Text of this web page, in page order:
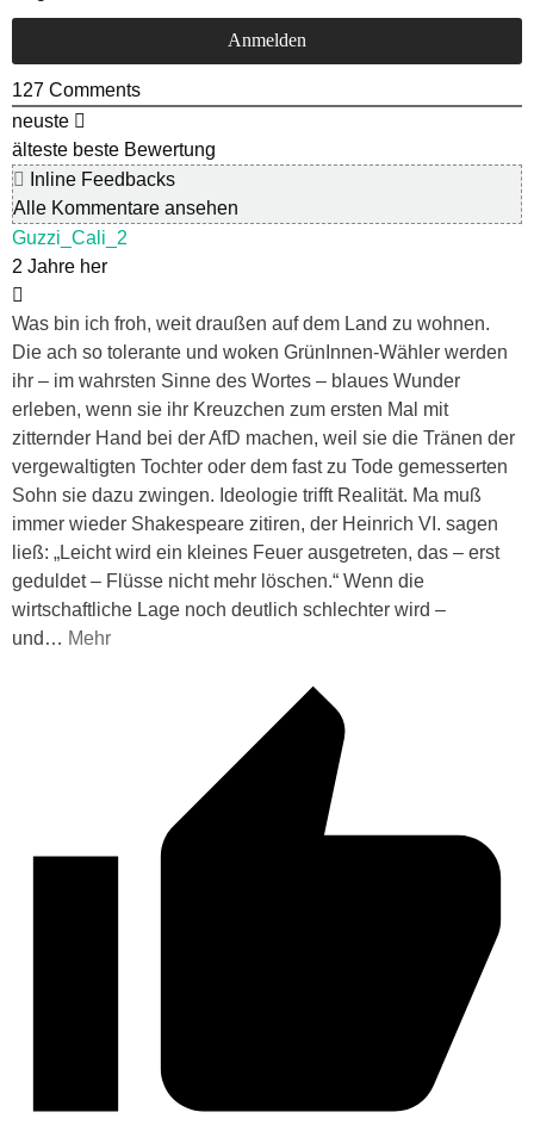
127 Comments
neuste
älteste beste Bewertung
Inline Feedbacks
Alle Kommentare ansehen
Guzzi_Cali_2
2 Jahre her
Was bin ich froh, weit draußen auf dem Land zu wohnen.
Die ach so tolerante und woken GrünInnen-Wähler werden
ihr – im wahrsten Sinne des Wortes – blaues Wunder
erleben, wenn sie ihr Kreuzchen zum ersten Mal mit
zitternder Hand bei der AfD machen, weil sie die Tränen der
vergewaltigten Tochter oder dem fast zu Tode gemesserten
Sohn sie dazu zwingen. Ideologie trifft Realität. Ma muß
immer wieder Shakespeare zitiren, der Heinrich VI. sagen
ließ: „Leicht wird ein kleines Feuer ausgetreten, das – erst
geduldet – Flüsse nicht mehr löschen.“ Wenn die
wirtschaftliche Lage noch deutlich schlechter wird –
und … Mehr